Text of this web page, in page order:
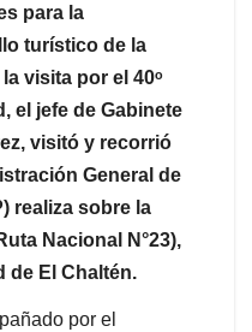
para la
turístico de la
visita por el 40ᵒ
el jefe de Gabinete
visitó y recorrió
General de
realiza sobre la
Nacional N°23),
de El Chaltén.
por el